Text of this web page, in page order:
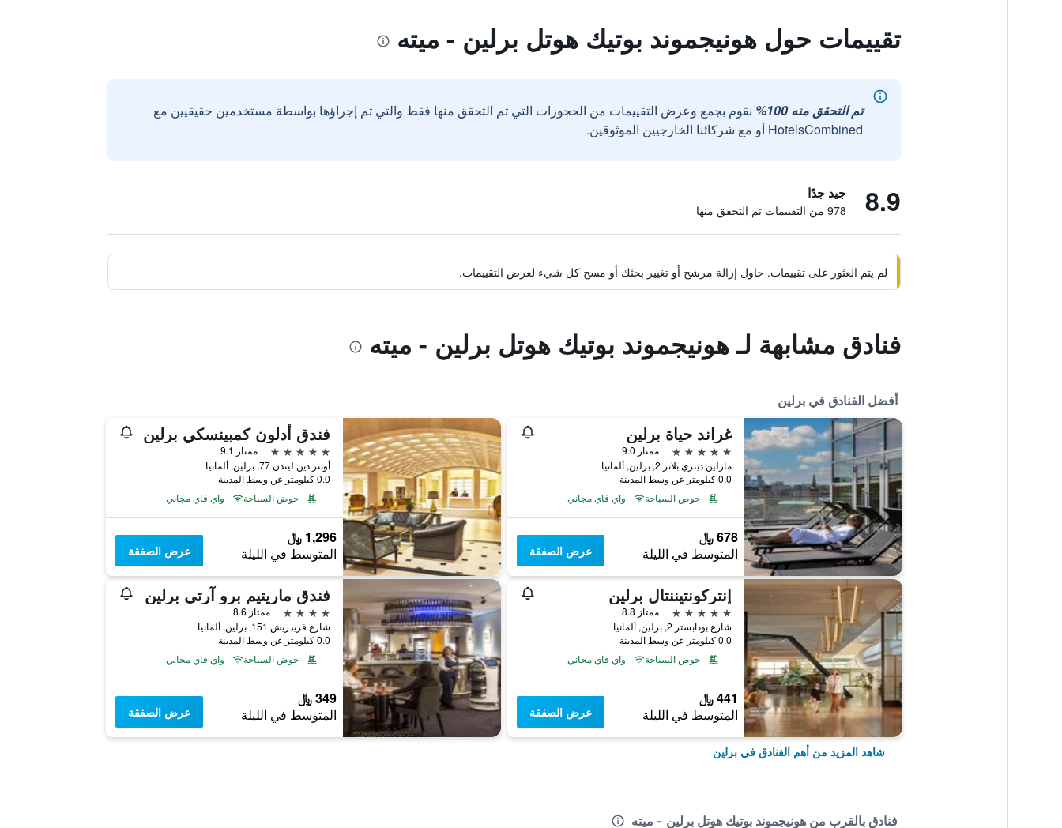
تقييمات حول هونيجموند بوتيك هوتل برلين - ميته
تم التحقق منه 100%
نقوم بجمع وعرض التقييمات من الحجوزات التي تم التحقق منها فقط والتي تم إجراؤها بواسطة مستخدمين حقيقيين مع
HotelsCombined أو مع شركائنا الخارجيين الموثوقين.
8.9 جيد جدًا
978 من التقييمات تم التحقق منها
لم يتم العثور على تقييمات. حاول إزالة مرشح أو تغيير بحثك أو مسح كل شيء لعرض التقييمات.
فنادق مشابهة لـ هونيجموند بوتيك هوتل برلين - ميته
أفضل الفنادق في برلين
غراند حياة برلين
5 نجوم
ممتاز 9.0
مارلين ديتري بلاتز 2, برلين, ألمانيا
0.0 كيلومتر عن وسط المدينة
حوض السباحة
واي فاي مجاني
678 ﷼
المتوسط في الليلة عرض الصفقة
فندق أدلون كمبينسكي برلين
5 نجوم
ممتاز 9.1
أونتر دين ليندن 77, برلين, ألمانيا
0.0 كيلومتر عن وسط المدينة
حوض السباحة
واي فاي مجاني
1,296 ﷼
المتوسط في الليلة عرض الصفقة
إنتركونتيننتال برلين
5 نجوم
ممتاز 8.8
شارع بودابستر 2, برلين, ألمانيا
0.0 كيلومتر عن وسط المدينة
حوض السباحة
واي فاي مجاني
441 ﷼
المتوسط في الليلة عرض الصفقة
فندق ماريتيم برو آرتي برلين
4 نجوم
ممتاز 8.6
شارع فريدريش 151, برلين, ألمانيا
0.0 كيلومتر عن وسط المدينة
حوض السباحة
واي فاي مجاني
349 ﷼
المتوسط في الليلة عرض الصفقة
شاهد المزيد من أهم الفنادق في برلين
فنادق بالقرب من هونيجموند بوتيك هوتل برلين - ميته